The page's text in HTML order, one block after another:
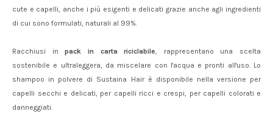
cute e capelli, anche i più esigenti e delicati grazie anche agli ingredienti
di cui sono formulati, naturali al 99%.
Racchiusi inpack in carta riciclabile, rappresentano una scelta
sostenibile e ultraleggera, da miscelare con l'acqua e pronti all'uso. Lo
shampoo in polvere di Sustaina Hair è disponibile nella versione per
capelli secchi e delicati, per capelli ricci e crespi, per capelli colorati e
danneggiati.